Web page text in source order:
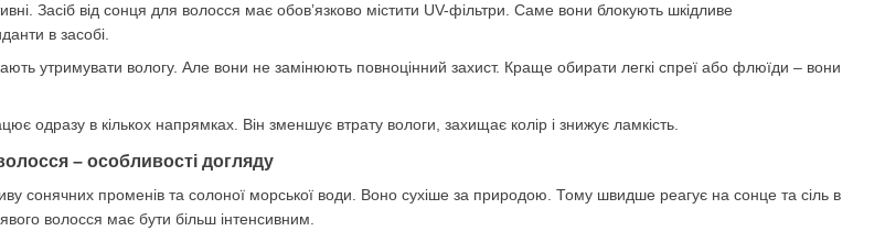
Засіб від сонця для волосся має обовʼязково містити UV-фільтри. Саме вони блокують шкідливе
в засобі.
утримувати вологу. Але вони не замінюють повноцінний захист. Краще обирати легкі спреї або флюїди – вони
одразу в кількох напрямках. Він зменшує втрату вологи, захищає колір і знижує ламкість.
– особливості догляду
сонячних променів та солоної морської води. Воно сухіше за природою. Тому швидше реагує на сонце та сіль в
волосся має бути більш інтенсивним.